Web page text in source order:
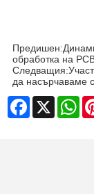
Предишен:
обработка на
Следващия:
да насърчаваме
Facebook
X